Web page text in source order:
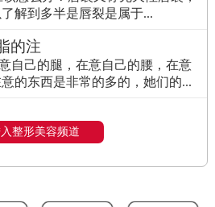
解到多半是唇裂是属于...
的注
自己的腿，在意自己的腰，在意
的东西是非常的多的，她们的...
整形美容频道